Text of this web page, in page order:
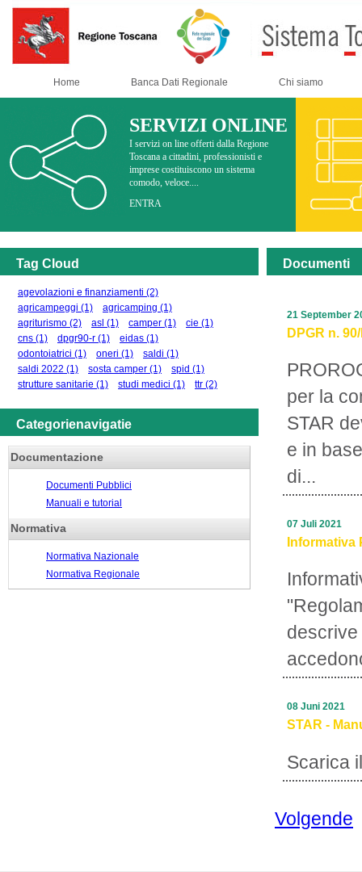
Home Banca Dati Regionale Chi siamo
SERVIZI ONLINE
I servizi on line offerti dalla Regione
Toscana a cittadini, professionisti e
imprese costituiscono un sistema
comodo, veloce....
ENTRA
Tag Cloud
agevolazioni e finanziamenti (2)
agricampeggi (1) agricamping (1)
agriturismo (2) asl (1) camper (1) cie (1)
cns (1) dpgr90-r (1) eidas (1)
odontoiatrici (1) oneri (1) saldi (1)
saldi 2022 (1) sosta camper (1) spid (1)
strutture sanitarie (1) studi medici (1) ttr (2)
Categorienavigatie
Documentazione
Documenti Pubblici
Manuali e tutorial
Normativa
Normativa Nazionale
Normativa Regionale
Documenti
DPGR n.
per la
STAR
e in
di...
21 September
Informativa
07 Juli 2021
STAR -
Scarica
08 Juni 2021
Volgende